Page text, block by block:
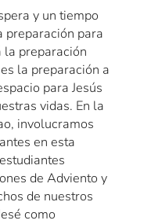
y un tiempo
preparación para
la preparación
la preparación a
para Jesús
vidas. En la
involucramos
en esta
de Adviento y
de nuestros
como